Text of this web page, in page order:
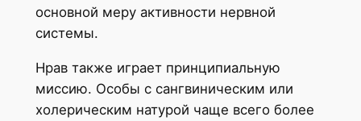
основной меру активности нервной
системы.
Нрав также играет принципиальную
миссию. Особы с сангвиническим или
холерическим натурой чаще всего более